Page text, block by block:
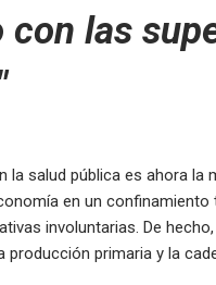
las
la salud pública es ahora
en un
involuntarias. De
producción primaria y la